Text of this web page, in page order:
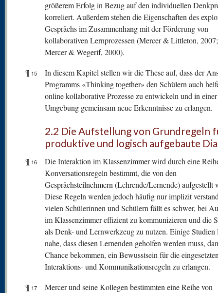
größerem Erfolg in Bezug auf den individuellen
korreliert. Außerdem stehen die Eigenschaften des
Gesprächs im Zusammenhang mit der Förderung von
kollaborativen Lernprozessen (Mercer & Littleton,
Mercer & Wegerif, 2000).
¶ 15
In diesem Kapitel stellen wir die These auf, dass der
Programms «Thinking together» den Schülern auch
online kollaborative Prozesse zu entwickeln und in
Umgebung gemeinsam neue Erkenntnisse zu erlangen.
2.2 Die Aufstellung von Grundregeln
produktive und logisch aufgebaute
¶ 16
Die Interaktion im Klassenzimmer wird durch eine
Konversationsregeln bestimmt, die von den
Gesprächsteilnehmern (Lehrende/Lernende) aufgestellt
Diese Regeln werden jedoch häufig nur implizit
vielen Schülerinnen und Schülern fällt es schwer, bei
im Klassenzimmer effizient zu kommunizieren und die
als Denk- und Lernwerkzeug zu nutzen. Einige Studien
nahe, dass diesen Lernenden geholfen werden muss,
Chance bekommen, ein Bewusstsein für die
Interaktions- und Kommunikationsregeln zu erlangen.
¶ 17
Mercer und seine Kollegen bestimmten eine Reihe von